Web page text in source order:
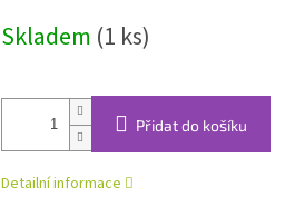
cena:
Skladem (1 ks)
Přidat do košíku
Detailní informace